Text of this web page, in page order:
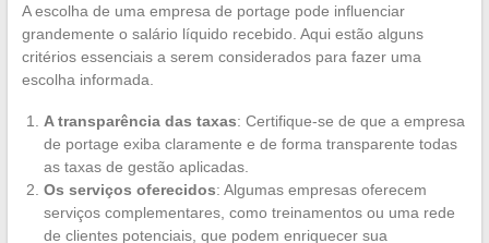
A escolha de uma empresa de portage pode influenciar
grandemente o salário líquido recebido. Aqui estão alguns
critérios essenciais a serem considerados para fazer uma
escolha informada.
A transparência das taxas: Certifique-se de que a empresa
de portage exiba claramente e de forma transparente todas
as taxas de gestão aplicadas.
Os serviços oferecidos: Algumas empresas oferecem
serviços complementares, como treinamentos ou uma rede
de clientes potenciais, que podem enriquecer sua